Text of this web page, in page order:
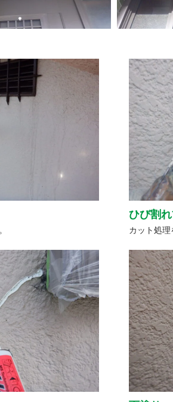
ひび割
カット処